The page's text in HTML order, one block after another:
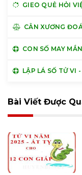
GIEO QUẺ HỎI
CÂN XƯƠNG
CON SỐ MAY
LẬP LÁ SỐ TỬ VI
Bài Viết Được